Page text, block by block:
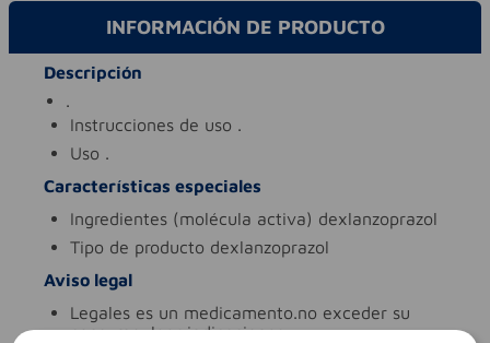
INFORMACIÓN DE PRODUCTO
Descripción
.
instrucciones de uso .
uso .
Características especiales
ingredientes (molécula activa) dexlanzoprazol
tipo de producto dexlanzoprazol
Aviso legal
legales es un medicamento.no exceder su
consumo. leer indicaciones y